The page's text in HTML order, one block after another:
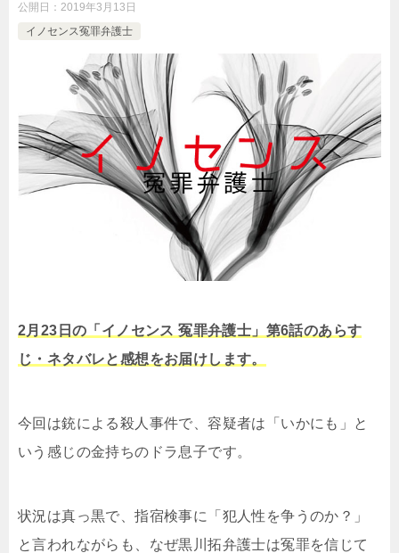
公開日： 2019年3月13日
イノセンス冤罪弁護士
2月23日の「イノセンス 冤罪弁護士」第6話のあらす
じ・ネタバレと感想をお届けします。
今回は銃による殺人事件で、容疑者は「いかにも」と
いう感じの金持ちのドラ息子です。
状況は真っ黒で、指宿検事に「犯人性を争うのか？」
と言われながらも、なぜ黒川拓弁護士は冤罪を信じて